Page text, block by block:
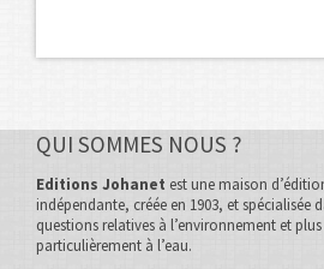
QUI SOMMES NOUS ?
Editions Johanet est une maison
indépendante, créée en 1903, et spécialisée
questions relatives à l’environnement et plus
particulièrement à l’eau.